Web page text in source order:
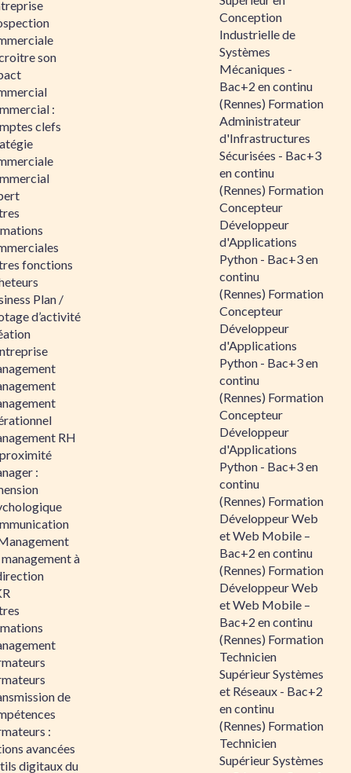
son
:
clefs
fonctions
Plan /
d’activité
RH
:
à
de
:
avancées
digitaux du
Conception
Industrielle de
Systèmes
Mécaniques -
Bac+2 en continu
(Rennes) Formation
Administrateur
d'Infrastructures
Sécurisées - Bac+3
en continu
(Rennes) Formation
Concepteur
Développeur
d'Applications
Python - Bac+3 en
continu
(Rennes) Formation
Concepteur
Développeur
d'Applications
Python - Bac+3 en
continu
(Rennes) Formation
Concepteur
Développeur
d'Applications
Python - Bac+3 en
continu
(Rennes) Formation
Développeur Web
et Web Mobile –
Bac+2 en continu
(Rennes) Formation
Développeur Web
et Web Mobile –
Bac+2 en continu
(Rennes) Formation
Technicien
Supérieur Systèmes
et Réseaux - Bac+2
en continu
(Rennes) Formation
Technicien
Supérieur Systèmes